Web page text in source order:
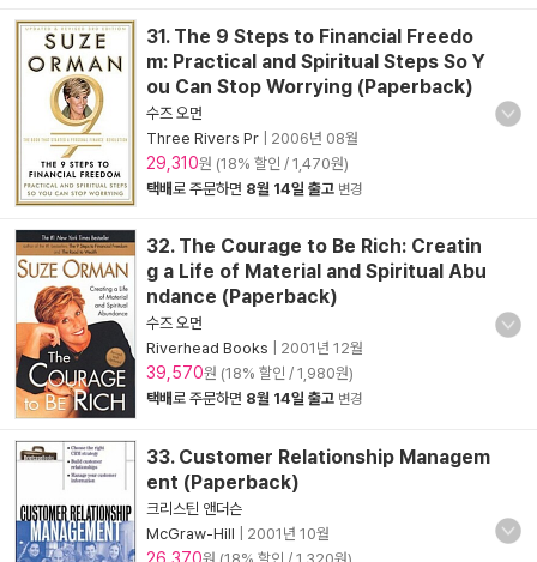
31. The 9 Steps to Financial Freedo
m: Practical and Spiritual Steps So Y
ou Can Stop Worrying (Paperback)
수즈 오먼
Three Rivers Pr
2006년 08월
29,310원 (18% 할인 / 1,470원)
택배로 주문하면 8월 14일 출고 변경
32. The Courage to Be Rich: Creatin
g a Life of Material and Spiritual Abu
ndance (Paperback)
수즈 오먼
Riverhead Books
2001년 12월
39,570원 (18% 할인 / 1,980원)
택배로 주문하면 8월 14일 출고 변경
33. Customer Relationship Managem
ent (Paperback)
크리스틴 앤더슨
McGraw-Hill
2001년 10월